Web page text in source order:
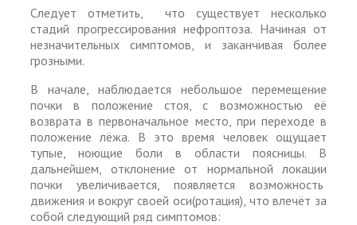
Следует отметить, что существует несколько
стадий прогрессирования нефроптоза. Начиная от
незначительных симптомов, и заканчивая более
грозными.
В начале, наблюдается небольшое перемещение
почки в положение стоя, с возможностью её
возврата в первоначальное место, при переходе в
положение лёжа. В это время человек ощущает
тупые, ноющие боли в области поясницы. В
дальнейшем, отклонение от нормальной локации
почки увеличивается, появляется возможность
движения и вокруг своей оси(ротация), что влечёт за
собой следующий ряд симптомов: